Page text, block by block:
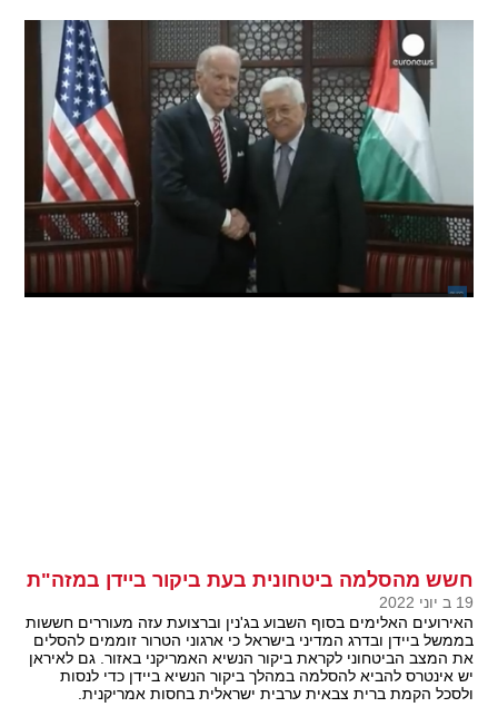
חשש מהסלמה ביטחונית בעת ביקור ביידן במזה"ת
19 ב יוני 2022
האירועים האלימים בסוף השבוע בג'נין וברצועת עזה מעוררים חששות
בממשל ביידן ובדרג המדיני בישראל כי ארגוני הטרור זוממים להסלים
את המצב הביטחוני לקראת ביקור הנשיא האמריקני באזור. גם לאיראן
יש אינטרס להביא להסלמה במהלך ביקור הנשיא ביידן כדי לנסות
ולסכל הקמת ברית צבאית ערבית ישראלית בחסות אמריקנית.